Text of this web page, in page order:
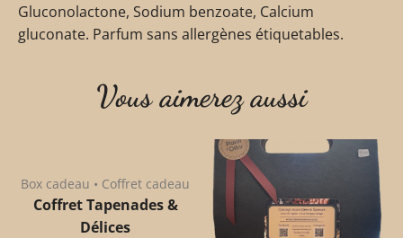
Gluconolactone, Sodium benzoate, Calcium
gluconate. Parfum sans allergènes étiquetables.
Vous aimerez aussi
Box cadeau • Coffret cadeau
Coffret Tapenades &
Délices